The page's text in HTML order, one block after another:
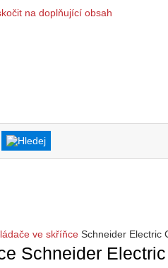
na doplňující obsah
ve skříňce Schneider Electric
Schneider